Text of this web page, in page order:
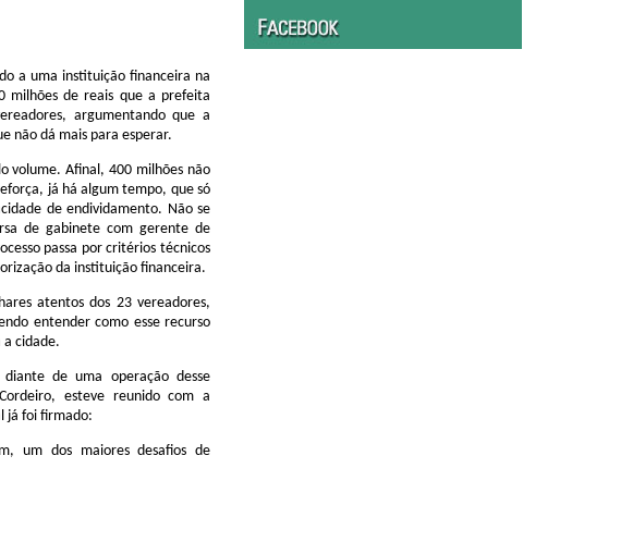
a uma instituição financeira na
milhões de reais que a prefeita
argumentando que a
não dá mais para esperar.
volume. Afinal, 400 milhões não
já há algum tempo, que só
de endividamento. Não se
de gabinete com gerente de
passa por critérios técnicos
da instituição financeira.
atentos dos 23 vereadores,
entender como esse recurso
a cidade.
diante de uma operação desse
, esteve reunido com a
já foi firmado:
, um dos maiores desafios de